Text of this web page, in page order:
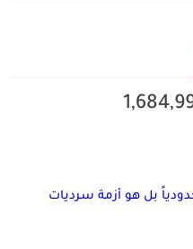
بل هو أزمة سرديات